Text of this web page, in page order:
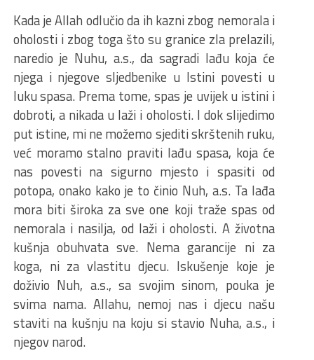
Kada je Allah odlučio da ih kazni zbog nemorala i
oholosti i zbog toga što su granice zla prelazili,
naredio je Nuhu, a.s., da sagradi lađu koja će
njega i njegove sljedbenike u Istini povesti u
luku spasa. Prema tome, spas je uvijek u istini i
dobroti, a nikada u laži i oholosti. I dok slijedimo
put istine, mi ne možemo sjediti skrštenih ruku,
već moramo stalno praviti lađu spasa, koja će
nas povesti na sigurno mjesto i spasiti od
potopa, onako kako je to činio Nuh, a.s. Ta lađa
mora biti široka za sve one koji traže spas od
nemorala i nasilja, od laži i oholosti. A životna
kušnja obuhvata sve. Nema garancije ni za
koga, ni za vlastitu djecu. Iskušenje koje je
doživio Nuh, a.s., sa svojim sinom, pouka je
svima nama. Allahu, nemoj nas i djecu našu
staviti na kušnju na koju si stavio Nuha, a.s., i
njegov narod.